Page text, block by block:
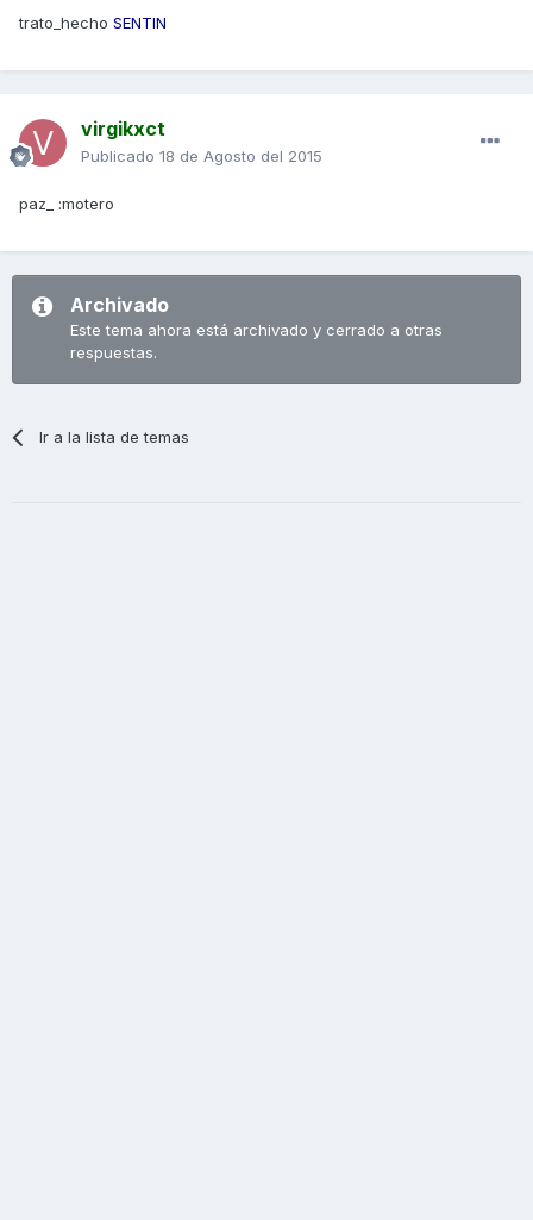
trato_hecho SENTIN
virgikxct
Publicado 18 de Agosto del 2015
paz_ :motero
Archivado
Este tema ahora está archivado y cerrado a otras
respuestas.
Ir a la lista de temas